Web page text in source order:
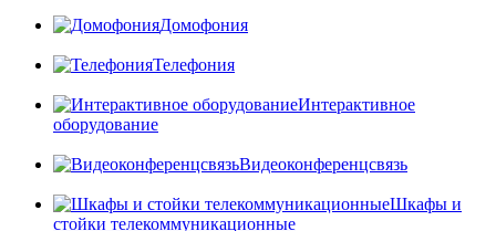
Домофония
Телефония
Интерактивное
оборудование
Видеоконференцсвязь
Шкафы и
стойки телекоммуникационные